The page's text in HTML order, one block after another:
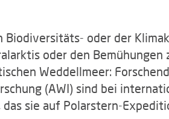
oder der
oder den
Weddellmeer:
(AWI) sind bei
sie auf Polarstern-